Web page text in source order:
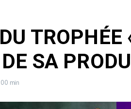
SA
00 min